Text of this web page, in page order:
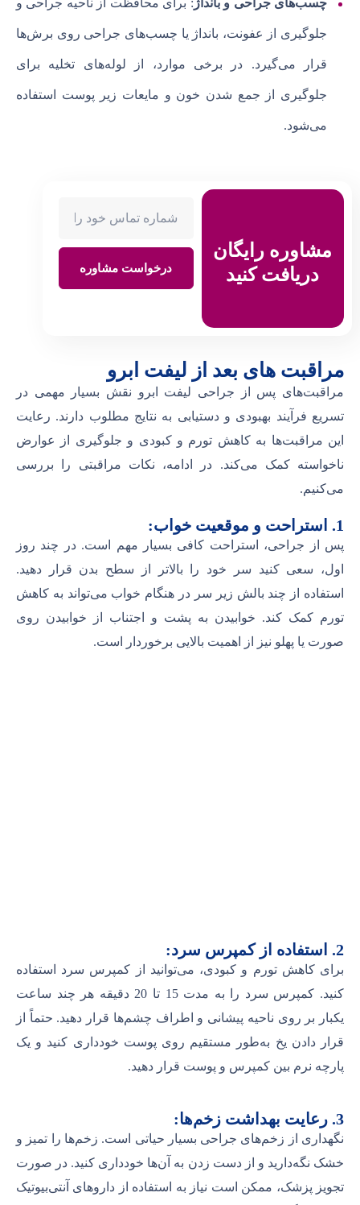
چسب‌های جراحی و بانداژ : برای محافظت از ناحیه جراحی و
جلوگیری از عفونت، بانداژ یا چسب‌های جراحی روی برش‌ها
قرار می‌گیرد. در برخی موارد، از لوله‌های تخلیه برای
جلوگیری از جمع شدن خون و مایعات زیر پوست استفاده
می‌شود.
مشاوره رایگان
دریافت کنید
درخواست مشاوره
مراقبت های بعد از لیفت ابرو
مراقبت‌های پس از جراحی لیفت ابرو نقش بسیار مهمی در
تسریع فرآیند بهبودی و دستیابی به نتایج مطلوب دارند. رعایت
این مراقبت‌ها به کاهش تورم و کبودی و جلوگیری از عوارض
ناخواسته کمک می‌کند. در ادامه، نکات مراقبتی را بررسی
می‌کنیم.
1. استراحت و موقعیت خواب:
پس از جراحی، استراحت کافی بسیار مهم است. در چند روز
اول، سعی کنید سر خود را بالاتر از سطح بدن قرار دهید.
استفاده از چند بالش زیر سر در هنگام خواب می‌تواند به کاهش
تورم کمک کند. خوابیدن به پشت و اجتناب از خوابیدن روی
صورت یا پهلو نیز از اهمیت بالایی برخوردار است.
2. استفاده از کمپرس سرد:
برای کاهش تورم و کبودی، می‌توانید از کمپرس سرد استفاده
کنید. کمپرس سرد را به مدت 15 تا 20 دقیقه هر چند ساعت
یکبار بر روی ناحیه پیشانی و اطراف چشم‌ها قرار دهید. حتماً از
قرار دادن یخ به‌طور مستقیم روی پوست خودداری کنید و یک
پارچه نرم بین کمپرس و پوست قرار دهید.
3. رعایت بهداشت زخم‌ها:
نگهداری از زخم‌های جراحی بسیار حیاتی است. زخم‌ها را تمیز و
خشک نگه‌دارید و از دست زدن به آن‌ها خودداری کنید. در صورت
تجویز پزشک، ممکن است نیاز به استفاده از داروهای آنتی‌بیوتیک